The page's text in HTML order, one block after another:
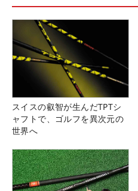
スイスの叡智が生んだTPTシ
ャフトで、ゴルフを異次元の
世界へ